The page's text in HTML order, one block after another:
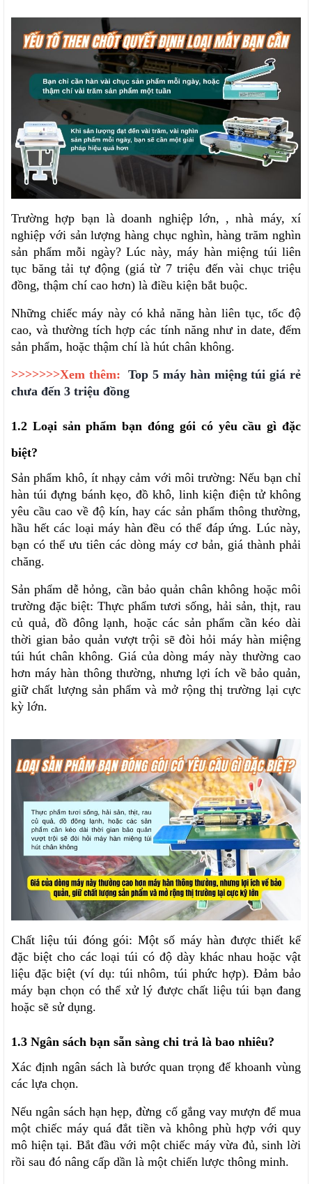
Trường hợp bạn là doanh nghiệp lớn, , nhà máy, xí
nghiệp với sản lượng hàng chục nghìn, hàng trăm nghìn
sản phẩm mỗi ngày? Lúc này, máy hàn miệng túi liên
tục băng tải tự động (giá từ 7 triệu đến vài chục triệu
đồng, thậm chí cao hơn) là điều kiện bắt buộc.
Những chiếc máy này có khả năng hàn liên tục, tốc độ
cao, và thường tích hợp các tính năng như in date, đếm
sản phẩm, hoặc thậm chí là hút chân không.
>>>>>>>Xem thêm:
Top 5 máy hàn miệng túi giá rẻ
chưa đến 3 triệu đồng
1.2 Loại sản phẩm bạn đóng gói có yêu cầu gì đặc
biệt?
Sản phẩm khô, ít nhạy cảm với môi trường: Nếu bạn chỉ
hàn túi đựng bánh kẹo, đồ khô, linh kiện điện tử không
yêu cầu cao về độ kín, hay các sản phẩm thông thường,
hầu hết các loại máy hàn đều có thể đáp ứng. Lúc này,
bạn có thể ưu tiên các dòng máy cơ bản, giá thành phải
chăng.
Sản phẩm dễ hỏng, cần bảo quản chân không hoặc môi
trường đặc biệt: Thực phẩm tươi sống, hải sản, thịt, rau
củ quả, đồ đông lạnh, hoặc các sản phẩm cần kéo dài
thời gian bảo quản vượt trội sẽ đòi hỏi máy hàn miệng
túi hút chân không. Giá của dòng máy này thường cao
hơn máy hàn thông thường, nhưng lợi ích về bảo quản,
giữ chất lượng sản phẩm và mở rộng thị trường lại cực
kỳ lớn.
Chất liệu túi đóng gói: Một số máy hàn được thiết kế
đặc biệt cho các loại túi có độ dày khác nhau hoặc vật
liệu đặc biệt (ví dụ: túi nhôm, túi phức hợp). Đảm bảo
máy bạn chọn có thể xử lý được chất liệu túi bạn đang
hoặc sẽ sử dụng.
1.3 Ngân sách bạn sẵn sàng chi trả là bao nhiêu?
Xác định ngân sách là bước quan trọng để khoanh vùng
các lựa chọn.
Nếu ngân sách hạn hẹp, đừng cố gắng vay mượn để mua
một chiếc máy quá đắt tiền và không phù hợp với quy
mô hiện tại. Bắt đầu với một chiếc máy vừa đủ, sinh lời
rồi sau đó nâng cấp dần là một chiến lược thông minh.